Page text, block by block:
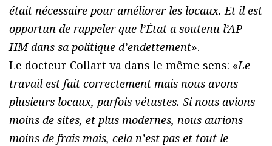
était nécessaire pour améliorer les locaux. Et il est
opportun de rappeler que l’État a soutenu l’AP-
HM dans sa politique d’endettement».
Le docteur Collart va dans le même sens: «Le
travail est fait correctement mais nous avons
plusieurs locaux, parfois vétustes. Si nous avions
moins de sites, et plus modernes, nous aurions
moins de frais mais, cela n’est pas et tout le